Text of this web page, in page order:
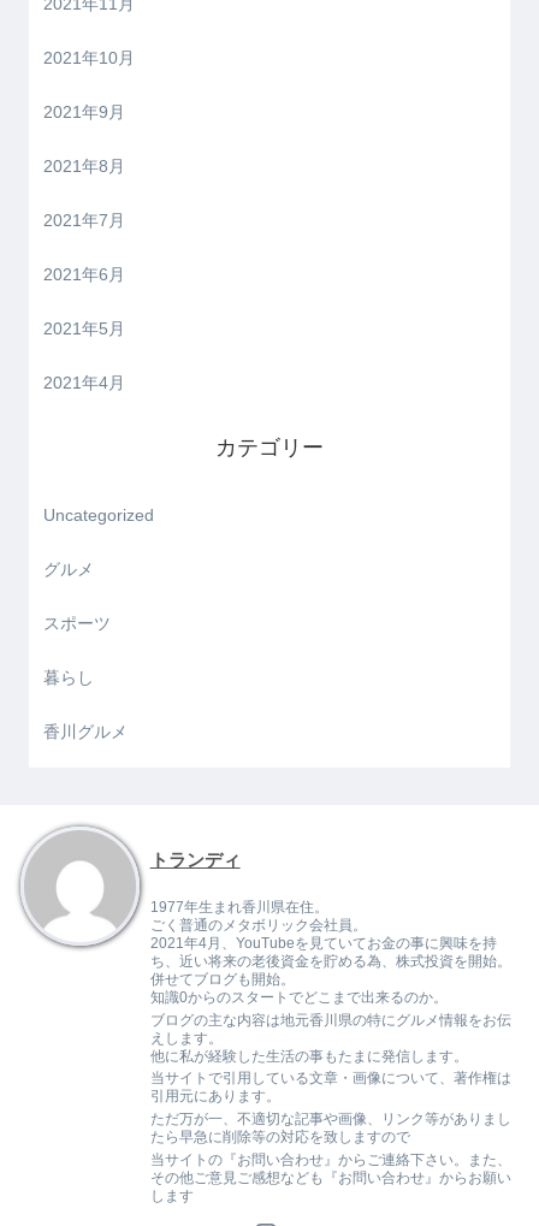
2021年10月
2021年9月
2021年8月
2021年7月
2021年6月
2021年5月
2021年4月
カテゴリー
Uncategorized
グルメ
スポーツ
暮らし
香川グルメ
トランディ
1977年生まれ香川県在住。
ごく普通のメタボリック会社員。
2021年4月、YouTubeを見ていてお金の事に興味を持
ち、近い将来の老後資金を貯める為、株式投資を開始。
併せてブログも開始。
知識0からのスタートでどこまで出来るのか。
ブログの主な内容は地元香川県の特にグルメ情報をお伝
えします。
他に私が経験した生活の事もたまに発信します。
当サイトで引用している文章・画像について、著作権は
引用元にあります。
ただ万が一、不適切な記事や画像、リンク等がありまし
たら早急に削除等の対応を致しますので
当サイトの『お問い合わせ』からご連絡下さい。また、
その他ご意見ご感想なども『お問い合わせ』からお願い
します